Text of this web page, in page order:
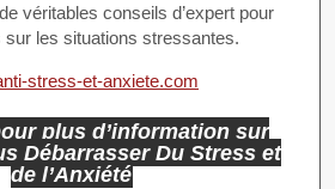
véritables conseils d’expert pour
les situations stressantes.
stress-et-anxiete.com
plus d’information sur
Débarrasser Du Stress et
de l’Anxiété